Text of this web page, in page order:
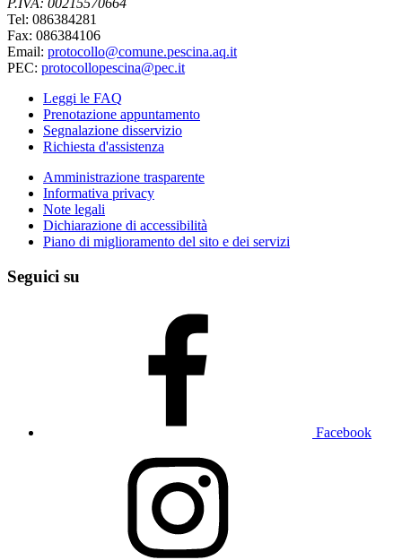
P.IVA: 00215570664
Tel: 086384281
Fax: 086384106
Email: protocollo@comune.pescina.aq.it
PEC: protocollopescina@pec.it
Leggi le FAQ
Prenotazione appuntamento
Segnalazione disservizio
Richiesta d'assistenza
Amministrazione trasparente
Informativa privacy
Note legali
Dichiarazione di accessibilità
Piano di miglioramento del sito e dei servizi
Seguici su
Facebook